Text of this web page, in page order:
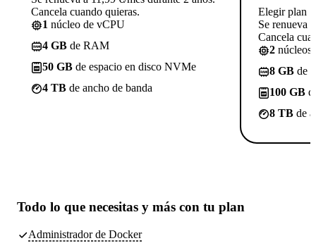
Cancela cuando quieras.
1 núcleo de vCPU
4 GB de RAM
50 GB de espacio en disco NVMe
4 TB de ancho de banda
Elegir plan
Se renueva
Cancela
2 núcleos
8 GB de
100 GB
8 TB de
Todo lo que necesitas y más con tu plan
Administrador de Docker